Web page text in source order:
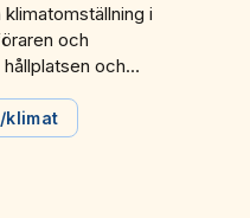
i
och
och
vända
Sveriges
i Dagens
klimat